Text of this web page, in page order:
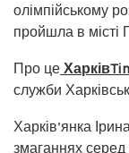
олімпійському
пройшла в місті
Про це
служби
Харків’янка
змаганнях